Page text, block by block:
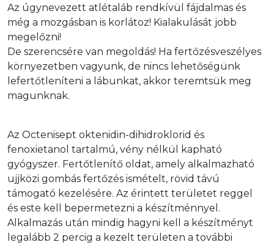
Az úgynevezett atlétaláb rendkívül fájdalmas és
még a mozgásban is korlátoz! Kialakulását jobb
megelőzni!
De szerencsére van megoldás! Ha fertőzésveszélyes
környezetben vagyunk, de nincs lehetőségünk
lefertőtleníteni a lábunkat, akkor teremtsük meg
magunknak.
Az Octenisept oktenidin-dihidroklorid és
fenoxietanol tartalmú, vény nélkül kapható
gyógyszer. Fertőtlenítő oldat, amely alkalmazható
ujjközi gombás fertőzés ismételt, rövid távú
támogató kezelésére. Az érintett területet reggel
és este kell bepermetezni a készítménnyel.
Alkalmazás után mindig hagyni kell a készítményt
legalább 2 percig a kezelt területen a további